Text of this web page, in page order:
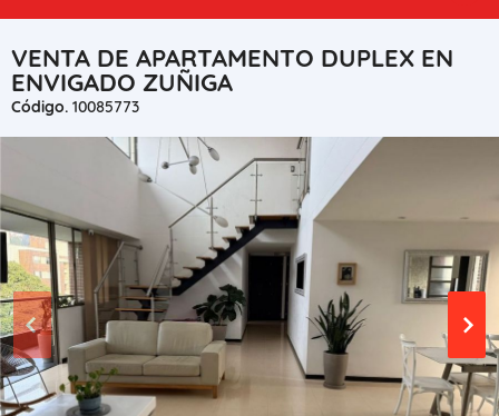
VENTA DE APARTAMENTO DUPLEX EN
ENVIGADO ZUÑIGA
Código. 10085773